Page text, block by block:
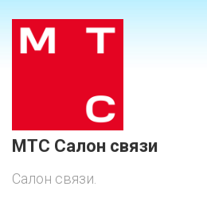
МТС Салон связи
Салон связи.